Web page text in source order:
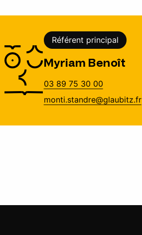
Référent principal
Myriam Benoît
03 89 75 30 00
monti.standre@glaubitz.fr